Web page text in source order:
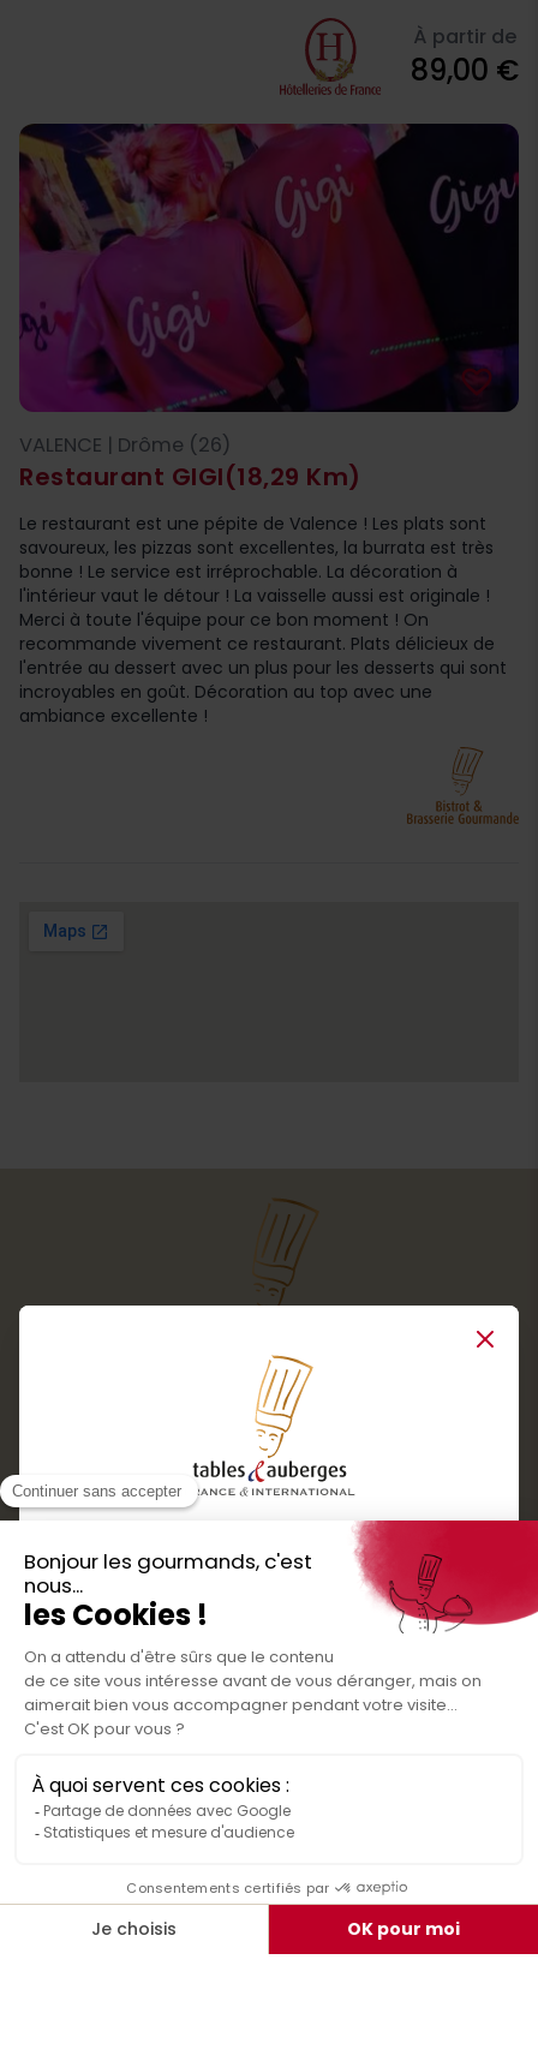
À partir de
89,00 €
Restaurant GIGI(18,29 Km)
favorite_border
VALENCE | Drôme (26)
Le restaurant est une pépite de Valence ! Les plats sont
savoureux, les pizzas sont excellentes, la burrata est très
bonne ! Le service est irréprochable. La décoration à
l'intérieur vaut le détour ! La vaisselle aussi est originale !
Merci à toute l'équipe pour ce bon moment ! On
recommande vivement ce restaurant. Plats délicieux de
l'entrée au dessert avec un plus pour les desserts qui sont
incroyables en goût. Décoration au top avec une
ambiance excellente !
Services
Routes gourmandes
Partenaires
Presse
Créer votre espace personnel
Informations légales
Politique de confidentialité des données
Conditions générales de vente
Médiateur de la consommation
Rejoignez-nous
Close
Téléchargez
l'application gratuite !
Nos bons plans et découvertes
gourmandes à vivre en famille et entre
amis